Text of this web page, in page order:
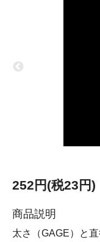
252円(税23円)
商品説明
太さ（GAGE）と